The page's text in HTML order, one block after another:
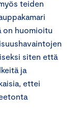
teiden
on huomioitu
siten että
ja
ettei